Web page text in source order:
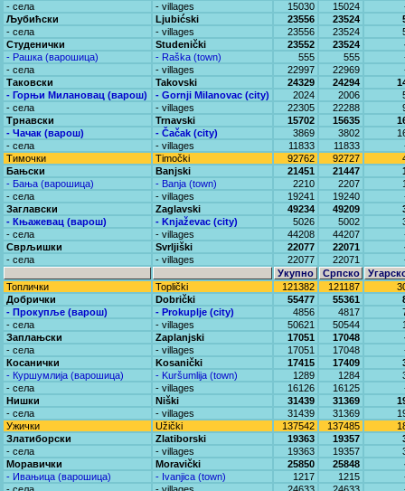
- села
- villages 15030 15024
Љубићски
Ljubićski 23556 23524
- села
- villages 23556 23524
Студенички
Studenički 23552 23524
- Рашка (варошица)
- Raška (town) 555 555
- села
- villages 22997 22969
Таковски
Takovski 24329 24294
- Горњи Милановац (варош)
- Gornji Milanovac (city) 2024 2006
- села
- villages 22305 22288
Трнавски
Trnavski 15702 15635
- Чачак (варош)
- Čačak (city) 3869 3802
- села
- villages 11833 11833
Тимочки
Timočki 92762 92727
Бањски
Banjski 21451 21447
- Бања (варошица)
- Banja (town) 2210 2207
- села
- villages 19241 19240
Заглавски
Zaglavski 49234 49209
- Књажевац (варош)
- Knjaževac (city) 5026 5002
- села
- villages 44208 44207
Сврљишки
Svrljiški 22077 22071
- села
- villages 22077 22071
Укупно
Српско
Топлички
Toplički 121382 121187
Добрички
Dobrički 55477 55361
- Прокупље (варош)
- Prokuplje (city) 4856 4817
- села
- villages 50621 50544
Заплањски
Zaplanjski 17051 17048
- села
- villages 17051 17048
Косанички
Kosanički 17415 17409
- Куршумлија (варошица)
- Kuršumlija (town) 1289 1284
- села
- villages 16126 16125
Нишки
Niški 31439 31369
- села
- villages 31439 31369
Ужички
Užički 137542 137485
Златиборски
Zlatiborski 19363 19357
- села
- villages 19363 19357
Моравички
Moravički 25850 25848
- Ивањица (варошица)
- Ivanjica (town) 1217 1215